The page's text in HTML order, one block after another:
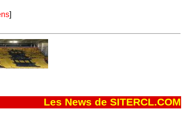
]
Les News de SITERCL.COM